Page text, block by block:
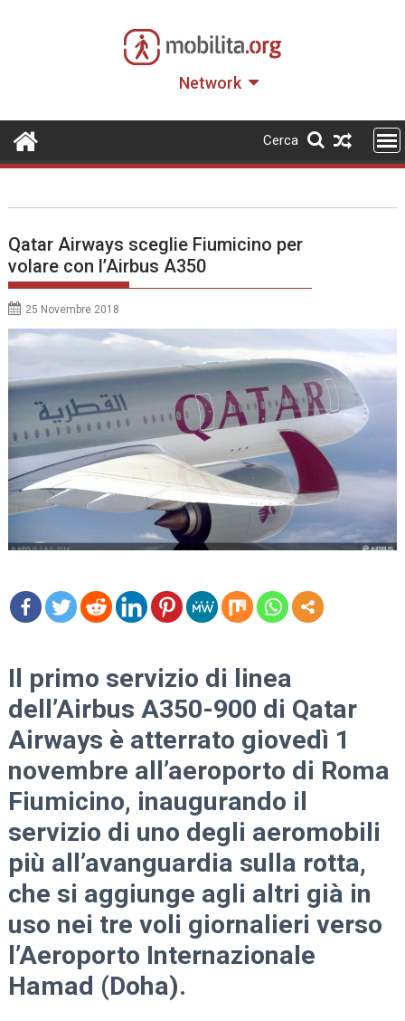
Network
Cerca
Qatar Airways sceglie Fiumicino per
volare con l’Airbus A350
25 Novembre 2018
Il primo servizio di linea
dell’Airbus A350-900 di Qatar
Airways è atterrato giovedì 1
novembre all’aeroporto di Roma
Fiumicino, inaugurando il
servizio di uno degli aeromobili
più all’avanguardia sulla rotta,
che si aggiunge agli altri già in
uso nei tre voli giornalieri verso
l’Aeroporto Internazionale
Hamad (Doha).